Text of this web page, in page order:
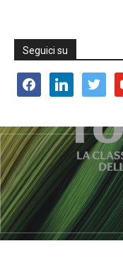
Seguici su
facebooklinkedin twitter